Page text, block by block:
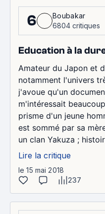
6
Boubakar
6804 critiques
Education à la
Amateur du Japon et
notamment l'univers
j'avoue qu'un
m'intéressait
prisme d'un jeune
est sommé par sa
un clan Yakuza ;
Lire la critique
le 15 mai 2018
237